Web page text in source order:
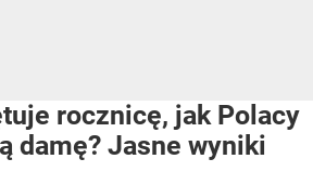
rocznicę, jak Polacy
damę? Jasne wyniki